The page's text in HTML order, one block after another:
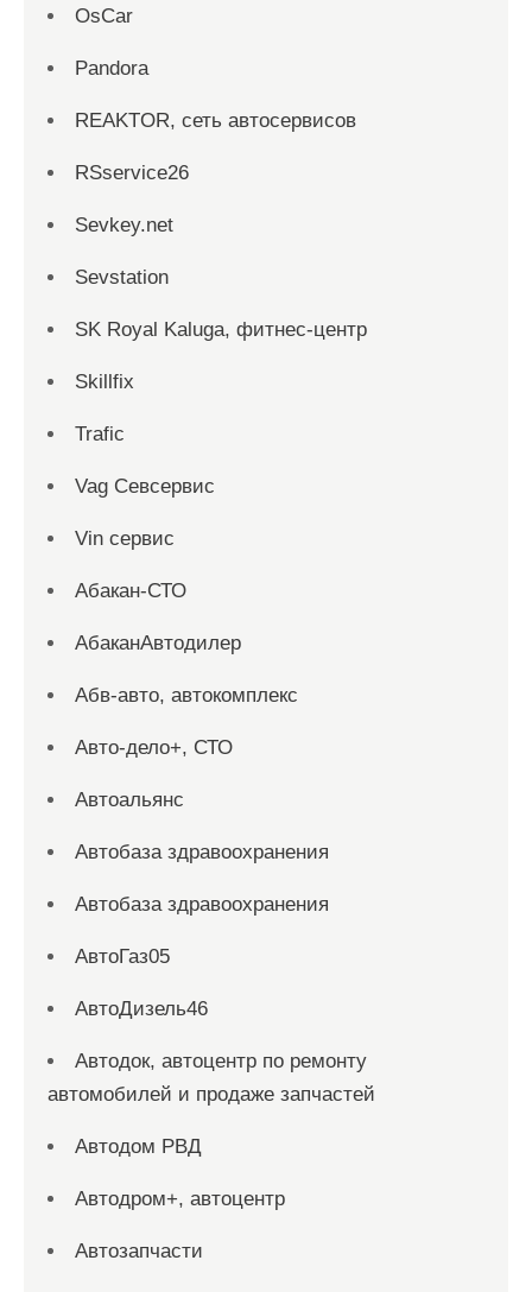
OsCar
Pandora
REAKTOR, сеть автосервисов
RSservice26
Sevkey.net
Sevstation
SK Royal Kaluga, фитнес-центр
Skillfix
Trafic
Vag Севсервис
Vin сервис
Абакан-СТО
АбаканАвтодилер
Абв-авто, автокомплекс
Авто-дело+, СТО
Автоальянс
Автобаза здравоохранения
Автобаза здравоохранения
АвтоГаз05
АвтоДизель46
Автодок, автоцентр по ремонту
автомобилей и продаже запчастей
Автодом РВД
Автодром+, автоцентр
Автозапчасти